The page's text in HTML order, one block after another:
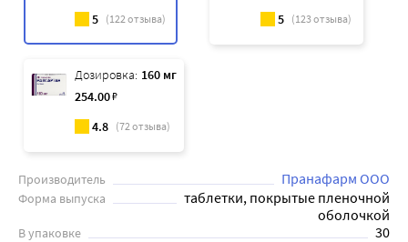
5 (122отзыва)
5 (123отзыва)
Дозировка: 160 мг
254.00₽
4.8 (72отзыва)
Производитель Пранафарм ООО
Форма выпуска
таблетки, покрытые пленочной
оболочкой
В упаковке 30